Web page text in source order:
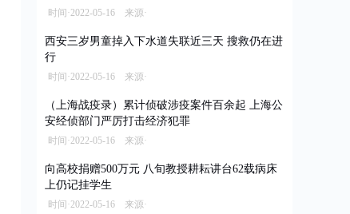
时间·2022-05-16 来源·
西安三岁男童掉入下水道失联近三天 搜救仍在进
行
时间·2022-05-16 来源·
（上海战疫录）累计侦破涉疫案件百余起 上海公
安经侦部门严厉打击经济犯罪
时间·2022-05-16 来源·
向高校捐赠500万元 八旬教授耕耘讲台62载病床
上仍记挂学生
时间·2022-05-16 来源·